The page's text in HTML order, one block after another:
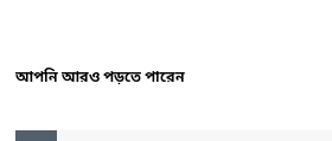
আপনি আরও পড়তে পারেন